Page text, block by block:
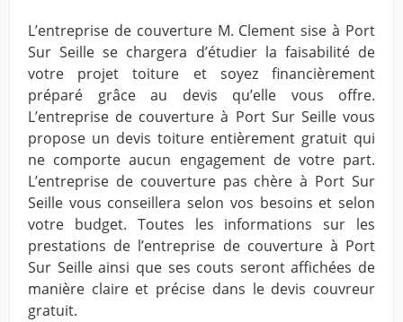
L’entreprise de couverture M. Clement sise à Port
Sur Seille se chargera d’étudier la faisabilité de
votre projet toiture et soyez financièrement
préparé grâce au devis qu’elle vous offre.
L’entreprise de couverture à Port Sur Seille vous
propose un devis toiture entièrement gratuit qui
ne comporte aucun engagement de votre part.
L’entreprise de couverture pas chère à Port Sur
Seille vous conseillera selon vos besoins et selon
votre budget. Toutes les informations sur les
prestations de l’entreprise de couverture à Port
Sur Seille ainsi que ses couts seront affichées de
manière claire et précise dans le devis couvreur
gratuit.